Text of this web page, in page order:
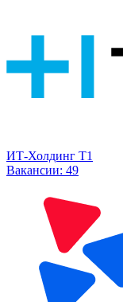
ИТ-Холдинг Т1
Вакансии: 49